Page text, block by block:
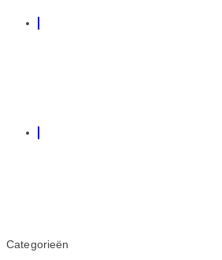
Categorieën